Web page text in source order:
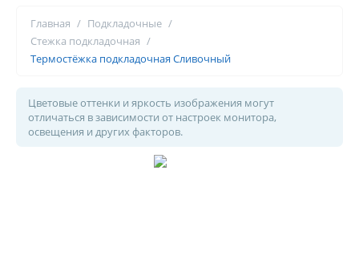
Главная / Подкладочные /
Стежка подкладочная /
Термостёжка подкладочная Сливочный
Цветовые оттенки и яркость изображения могут
отличаться в зависимости от настроек монитора,
освещения и других факторов.